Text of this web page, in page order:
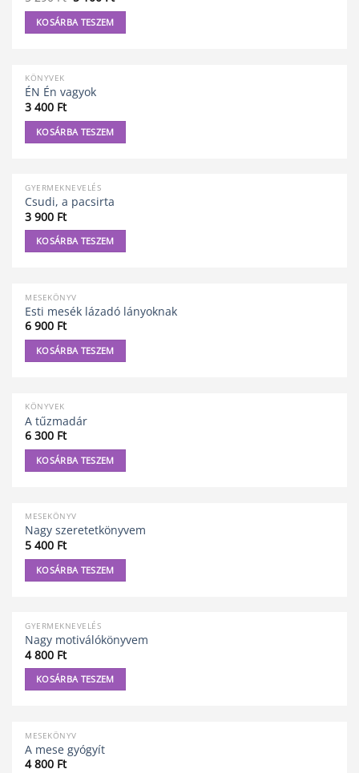
price
was:
5
290 Ft.
price
100 Ft.
KOSÁRBA TESZEM
KÖNYVEK
ÉN Én vagyok
3 400 Ft
KOSÁRBA TESZEM
GYERMEKNEVELÉS
Csudi, a pacsirta
3 900 Ft
KOSÁRBA TESZEM
MESEKÖNYV
Esti mesék lázadó lányoknak
6 900 Ft
KOSÁRBA TESZEM
KÖNYVEK
A tűzmadár
6 300 Ft
KOSÁRBA TESZEM
MESEKÖNYV
Nagy szeretetkönyvem
5 400 Ft
KOSÁRBA TESZEM
GYERMEKNEVELÉS
Nagy motiválókönyvem
4 800 Ft
KOSÁRBA TESZEM
MESEKÖNYV
A mese gyógyít
4 800 Ft